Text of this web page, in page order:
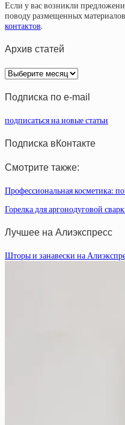
Если у вас возникли
поводу размещенных
контактов.
Архив статей
Архив
статей
Подписка по e-mail
подписаться на новые статьи
Подписка вКонтакте
Смотрите также:
Профессиональная косметика:
Горелка для аргонодуговой
Лучшее на Алиэкспресс
Шторы и занавески на